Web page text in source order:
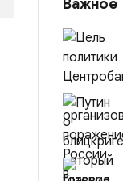
Важное